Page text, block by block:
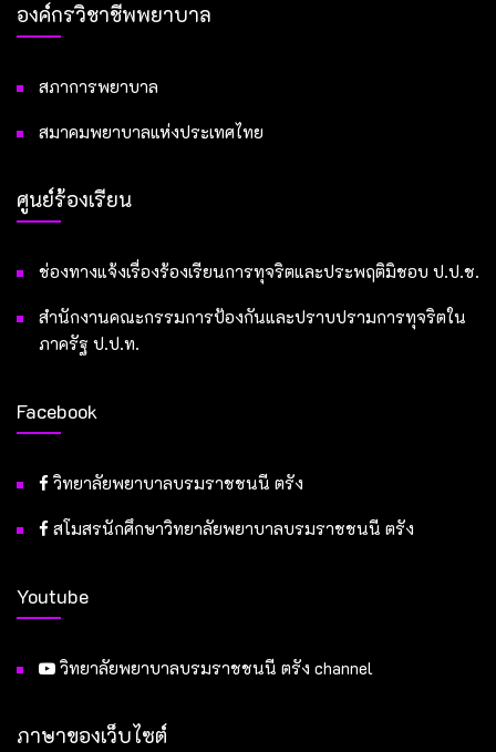
องค์กรวิชาชีพพยาบาล
สภาการพยาบาล
สมาคมพยาบาลแห่งประเทศไทย
ศูนย์ร้องเรียน
ช่องทางแจ้งเรื่องร้องเรียนการทุจริตและประพฤติมิชอบ ป.ป.ช.
สำนักงานคณะกรรมการป้องกันและปราบปรามการทุจริตใน
ภาครัฐ ป.ป.ท.
Facebook
วิทยาลัยพยาบาลบรมราชชนนี ตรัง
สโมสรนักศึกษาวิทยาลัยพยาบาลบรมราชชนนี ตรัง
Youtube
วิทยาลัยพยาบาลบรมราชชนนี ตรัง channel
ภาษาของเว็บไซต์